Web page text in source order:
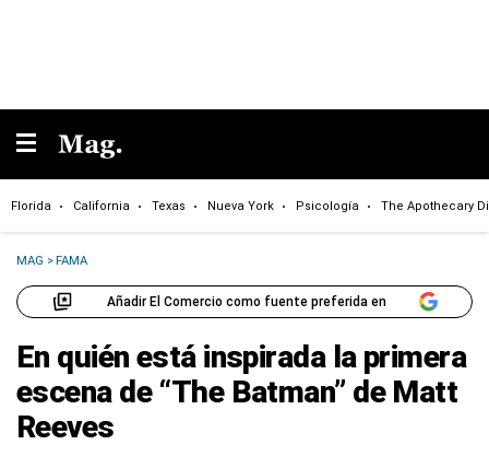
Florida California Texas Nueva York Psicología The Apothecary
MAG >FAMA
Añadir El Comercio como fuente preferida en
En quién está inspirada la primera
escena de “The Batman” de Matt
Reeves